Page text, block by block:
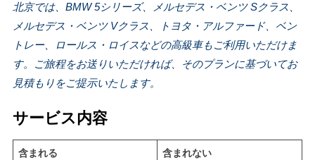
北京では、BMW 5シリーズ、メルセデス・ベンツ Sクラス、
メルセデス・ベンツ Vクラス、トヨタ・アルファード、ベン
トレー、ロールス・ロイスなどの高級車もご利用いただけま
す。ご旅程をお送りいただければ、そのプランに基づいてお
見積もりをご提示いたします。
サービス内容
含まれる 含まれない